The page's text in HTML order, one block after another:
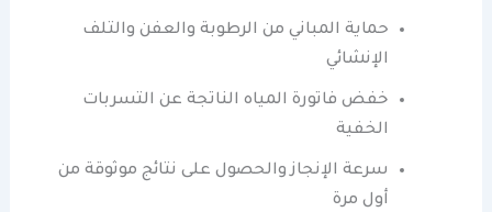
حماية المباني من الرطوبة والعفن والتلف
الإنشائي
خفض فاتورة المياه الناتجة عن التسربات
الخفية
سرعة الإنجاز والحصول على نتائج موثوقة من
أول مرة